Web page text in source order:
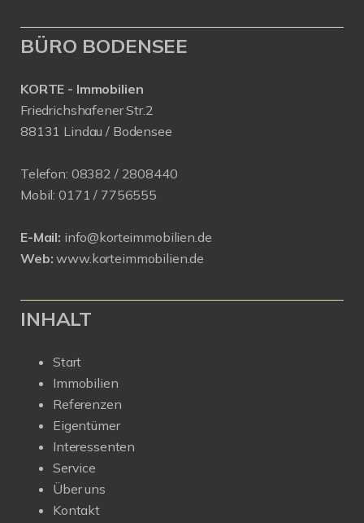
BÜRO BODENSEE
KORTE - Immobilien
Friedrichshafener Str.2
88131 Lindau / Bodensee
Telefon: 08382 / 2808440
Mobil: 0171 / 7756555
E-Mail: info@korteimmobilien.de
Web: www.korteimmobilien.de
INHALT
Start
Immobilien
Referenzen
Eigentümer
Interessenten
Service
Über uns
Kontakt